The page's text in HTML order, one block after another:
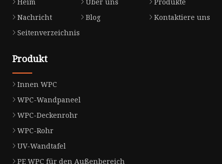
Nachricht
Blog
Kontaktiere uns
Seitenverzeichnis
Produkt
Innen WPC
WPC-Wandpaneel
WPC-Deckenrohr
WPC-Rohr
UV-Wandtafel
PE WPC für den Außenbereich